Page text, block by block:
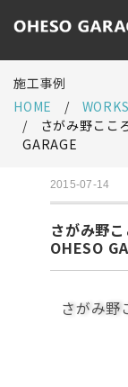
施工事例
HOME
WORKS
さがみ野ここ
GARAGE
2015-07-14
さがみ野
OHESO
さがみ野